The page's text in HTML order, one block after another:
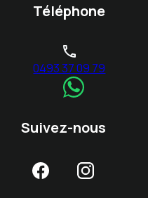
Téléphone
phone
0493 37 09 79
Suivez-nous